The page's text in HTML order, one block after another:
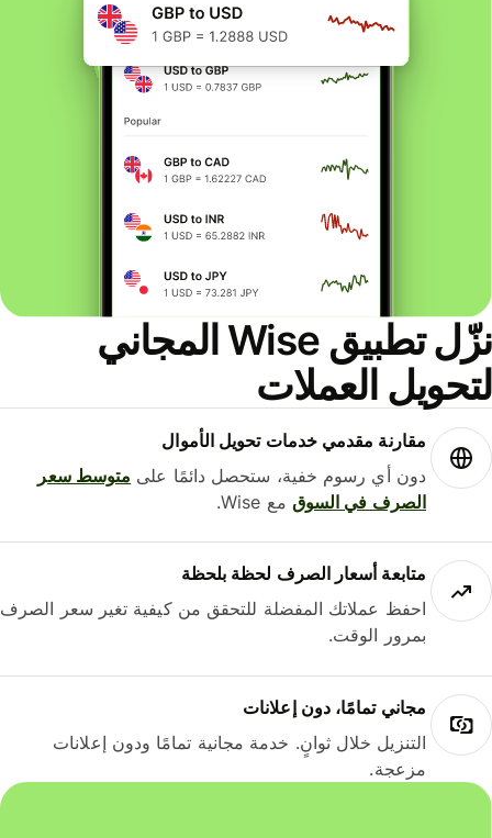
نزّل تطبيق Wise المجاني
العملات
مقارنة مقدمي خدمات تحويل الأموال
دون أي رسوم خفية، ستحصل دائمًا علىمتوسط ​​سعر
الصرف في السوقمع Wise.
متابعة أسعار الصرف لحظة بلحظة
احفظ عملاتك المفضلة للتحقق من كيفية تغير سعر الصرف
بمرور الوقت.
مجاني تمامًا، دون إعلانات
التنزيل خلال ثوانٍ. خدمة مجانية تمامًا ودون إعلانات
مزعجة.